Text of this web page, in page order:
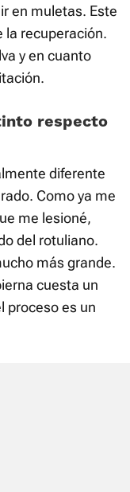
en muletas. Este
la recuperación.
y en cuanto
respecto
diferente
Como ya me
me lesioné,
del rotuliano.
más grande.
cuesta un
proceso es un